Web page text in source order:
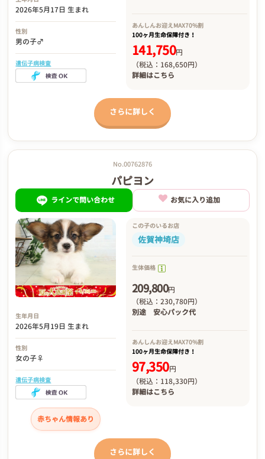
2026年5月17日 生まれ
性別
男の子♂
遺伝子病検査
あんしんお迎えMAX70%割
100ヶ月生命保障付き！
141,750円
（税込：168,650円）
詳細はこちら
さらに詳しく
No.00762876
パピヨン
ラインで問い合わせ お気に入り追加
生年月日
2026年5月19日 生まれ
性別
女の子♀
遺伝子病検査
赤ちゃん情報あり
この子のいるお店
佐賀神埼店
生体価格
209,800円
（税込：230,780円）
別途 安心パック代
あんしんお迎え MAX70%割
100ヶ月生命保障付き！
97,350円
（税込：118,330円）
詳細はこちら
さらに詳しく